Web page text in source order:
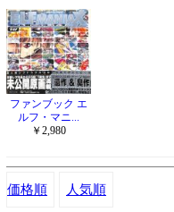
ファンブック エ
ルフ・マニ...
￥2,980
価格順 人気順